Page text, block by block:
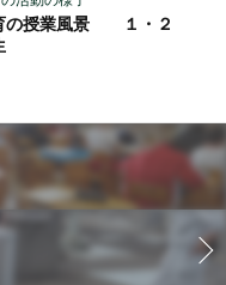
の授業風景 １・２